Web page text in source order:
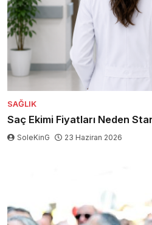
SAĞLIK
Saç Ekimi Fiyatları Neden
SoleKinG 23 Haziran 2026